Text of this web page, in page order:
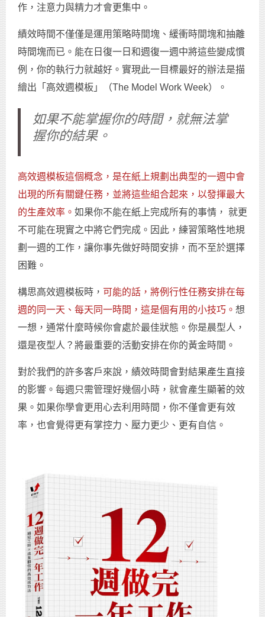
作，注意力與精力才會更集中。
績效時間不僅僅是運用策略時間塊、緩衝時間塊和抽離
時間塊而已。能在日復一日和週復一週中將這些變成慣
例，你的執行力就越好。實現此一目標最好的辦法是描
繪出「高效週模板」（The Model Work Week）。
如果不能掌握你的時間，就無法掌
握你的結果。
高效週模板這個概念，是在紙上規劃出典型的一週中會
出現的所有關鍵任務，並將這些組合起來，以發揮最大
的生產效率。 如果你不能在紙上完成所有的事情， 就更
不可能在現實之中將它們完成。因此，練習策略性地規
劃一週的工作，讓你事先做好時間安排，而不至於選擇
困難。
構思高效週模板時， 可能的話，將例行性任務安排在每
週的同一天、每天同一時間，這是個有用的小技巧。 想
一想，通常什麼時候你會處於最佳狀態。你是晨型人，
還是夜型人？將最重要的活動安排在你的黃金時間。
對於我們的許多客戶來說，績效時間會對結果產生直接
的影響。每週只需管理好幾個小時，就會產生顯著的效
果。如果你學會更用心去利用時間，你不僅會更有效
率，也會覺得更有掌控力、壓力更少、更有自信。